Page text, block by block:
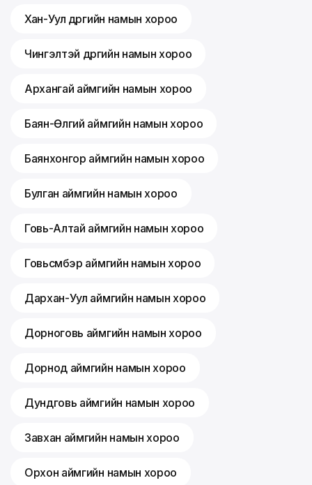
Хан-Уул дүүргийн намын хороо
Чингэлтэй дүүргийн намын хороо
Архангай аймгийн намын хороо
Баян-Өлгий аймгийн намын хороо
Баянхонгор аймгийн намын хороо
Булган аймгийн намын хороо
Говь-Алтай аймгийн намын хороо
Говьсүмбэр аймгийн намын хороо
Дархан-Уул аймгийн намын хороо
Дорноговь аймгийн намын хороо
Дорнод аймгийн намын хороо
Дундговь аймгийн намын хороо
Завхан аймгийн намын хороо
Орхон аймгийн намын хороо